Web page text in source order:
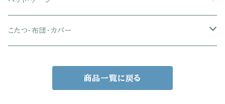
ダブル
キング
ガラスデスク
幅101～120cmデスク
メッシュオフィスチェア
木脚チェア
バス用品・バスマット
玄関小物・傘
チェア・ベビーチェア・ソファ
その他のキッズ家具
スポットライト
カーテンセット
ガーデンテーブル・チェア・ベンチ
サンシェード・日よけ
ケージ
こたつ・布団・カバー
商品一覧に戻る